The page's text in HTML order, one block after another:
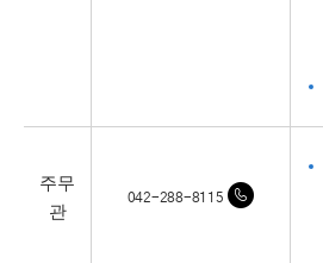
주무
관
042-288-8115